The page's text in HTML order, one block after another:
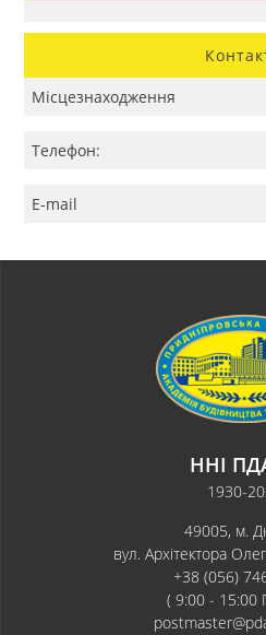
Місцезнаходження
Телефон:
E-mail
ННІ
1930-
49005, м.
вул. Архітектора
+38 (056)
( 9:00 - 15:00